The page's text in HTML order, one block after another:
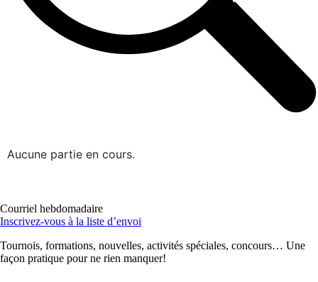
Aucune partie en cours.
Courriel hebdomadaire
Inscrivez-vous à la liste d’envoi
Tournois, formations, nouvelles, activités spéciales, concours… Une
façon pratique pour ne rien manquer!